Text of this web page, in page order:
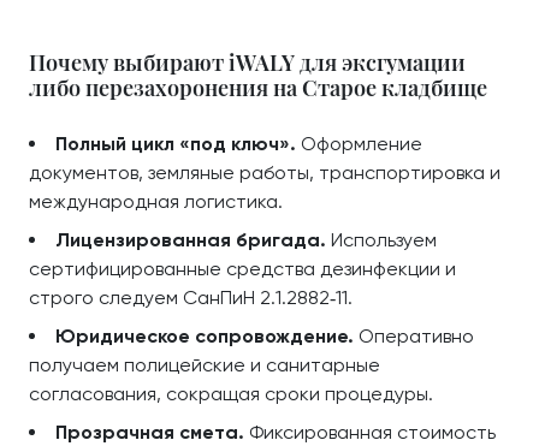
Почему выбирают iWALY для эксгумации
либо перезахоронения на Старое кладбище
Полный цикл «под ключ». Оформление
документов, земляные работы, транспортировка и
международная логистика.
Лицензированная бригада. Используем
сертифицированные средства дезинфекции и
строго следуем СанПиН 2.1.2882‑11.
Юридическое сопровождение. Оперативно
получаем полицейские и санитарные
согласования, сокращая сроки процедуры.
Прозрачная смета. Фиксированная стоимость